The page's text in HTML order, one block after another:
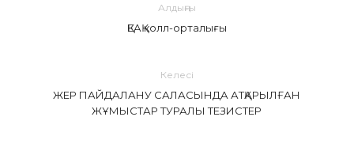
Алдыңғы
ҚЕАҚ колл-орталығы
Келесі
ЖЕР ПАЙДАЛАНУ САЛАСЫНДА АТҚАРЫЛҒАН
ЖҰМЫСТАР ТУРАЛЫ ТЕЗИСТЕР